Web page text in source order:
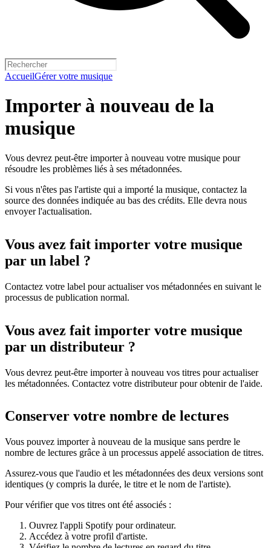
AccueilGérer votre musique
Importer à nouveau de la
musique
Vous devrez peut-être importer à nouveau votre musique pour
résoudre les problèmes liés à ses métadonnées.
Si vous n'êtes pas l'artiste qui a importé la musique, contactez la
source des données indiquée au bas des crédits. Elle devra nous
envoyer l'actualisation.
Vous avez fait importer votre musique
par un label ?
Contactez votre label pour actualiser vos métadonnées en suivant le
processus de publication normal.
Vous avez fait importer votre musique
par un distributeur ?
Vous devrez peut-être importer à nouveau vos titres pour actualiser
les métadonnées. Contactez votre distributeur pour obtenir de l'aide.
Conserver votre nombre de lectures
Vous pouvez importer à nouveau de la musique sans perdre le
nombre de lectures grâce à un processus appelé association de titres.
Assurez-vous que l'audio et les métadonnées des deux versions sont
identiques (y compris la durée, le titre et le nom de l'artiste).
Pour vérifier que vos titres ont été associés :
Ouvrez l'appli Spotify pour ordinateur.
Accédez à votre profil d'artiste.